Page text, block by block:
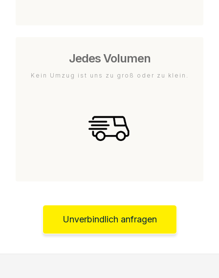
Jedes Volumen
Kein Umzug ist uns zu groß oder zu klein.
Unverbindlich anfragen